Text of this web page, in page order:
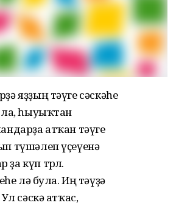
яҙҙың тәүге сәскәһе
ла, һыуыҡтан
атҡан тәүге
түшәлеп үҫеүенә
күп төрлө.
лә була. Иң тәүҙә
сәскә атҡас,